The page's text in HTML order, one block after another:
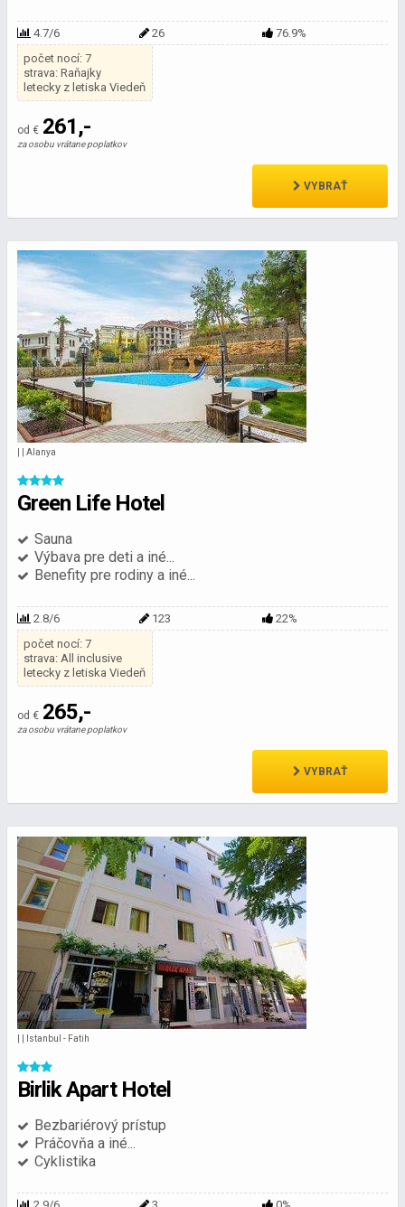
4.7/6 26
76.9%
počet nocí: 7
strava: Raňajky
letecky z letiska Viedeň
od € 261,-
za osobu vrátane poplatkov
VYBRAŤ
| | Alanya
Green Life Hotel
Sauna
Výbava pre deti a iné...
Benefity pre rodiny a iné...
2.8/6 123
22%
počet nocí: 7
strava: All inclusive
letecky z letiska Viedeň
od € 265,-
za osobu vrátane poplatkov
VYBRAŤ
| | Istanbul - Fatih
Birlik Apart Hotel
Bezbariérový prístup
Práčovňa a iné...
Cyklistika